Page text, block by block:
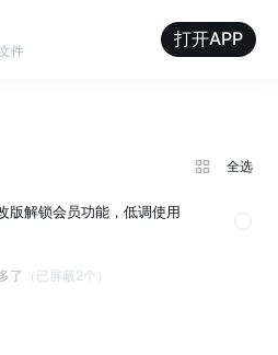
件
打开APP
全选
版解锁会员功能，低调使用
了 （已屏蔽2个）